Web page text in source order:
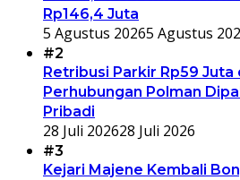
Rp146,4 Juta
5 Agustus 20265 Agustus
#2
Retribusi Parkir Rp59 Juta
Perhubungan Polman
Pribadi
28 Juli 202628 Juli 2026
#3
Kejari Majene Kembali